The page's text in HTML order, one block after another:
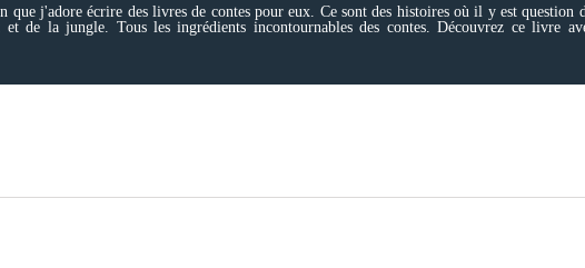
que j'adore écrire des livres de contes pour eux. Ce sont des histoires où il y est question
la jungle. Tous les ingrédients incontournables des contes. Découvrez ce livre